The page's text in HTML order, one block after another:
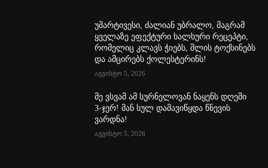
უმარტივესი, ძალიან უბრალო, მაგრამ
ყველაზე ეფექტური ხალხური რეცეპტი,
რომელიც კლავს ჭიებს, შლის ტოქსინებს
და ამცირებს ქოლესტერინს!
აგვისტო 5, 2026
მე ვსვამ ამ სურნელოვან ნაყენს დღეში
3-ჯერ! მან სულ დამავიწყდა წნევის
ვარდნა!
აგვისტო 5, 2026